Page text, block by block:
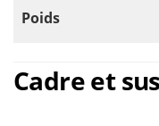
Poids
Cadre et